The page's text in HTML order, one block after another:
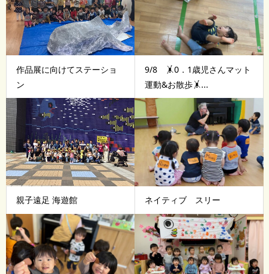
作品展に向けてステーショ
ン
9/8 🤸0．1歳児さんマット
運動&お散歩🤸...
親子遠足 海遊館 ネイティブ スリー